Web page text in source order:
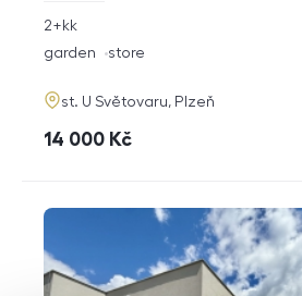
rozměry
disposition
2+kk
funkce
garden store
adresa
st. U Světovaru, Plzeň
cena
14 000 Kč